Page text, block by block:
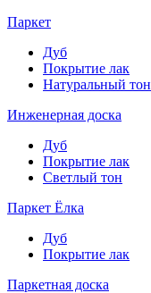
Паркет
Дуб
Покрытие лак
Натуральный тон
Инженерная доска
Дуб
Покрытие лак
Светлый тон
Паркет Ёлка
Дуб
Покрытие лак
Паркетная доска